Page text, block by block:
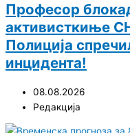
Професор
активисткиње
Полиција
инцидента!
08.08.2026
Редакција